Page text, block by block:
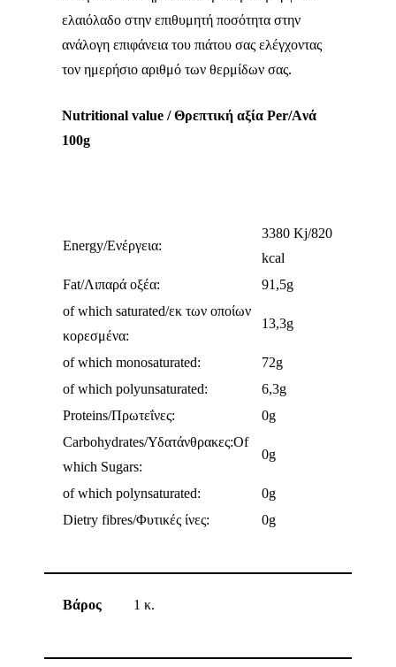
ελαιόλαδο στην επιθυμητή ποσότητα στην
ανάλογη επιφάνεια του πιάτου σας ελέγχοντας
τον ημερήσιο αριθμό των θερμίδων σας.
Νutritional value /Θρεπτική αξία Per/Aνά
100g
Energy/Ενέργεια:
3380 Kj/820
kcal
Fat/Λιπαρά oξέα:
91,5g
οf which saturated/εκ των οποίων
κορεσμένα:
13,3g
οf which monosaturated:
72g
of which polyunsaturated:
6,3g
Proteins/Πρωτεΐνες:
0g
Carbohydrates/Υδατάνθρακες:Of
which Sugars:
0g
οf which polynsaturated:
0g
Dietry fibres/Φυτικές ίνες:
0g
Βάρος 1 κ.